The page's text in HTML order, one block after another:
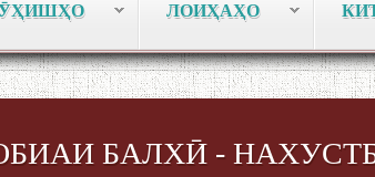
ЛОИҲАҲО
БАЛХӢ -